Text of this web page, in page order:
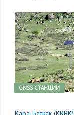
GNSS CТАНЦИИ
Кара-Баткак (KRBK)